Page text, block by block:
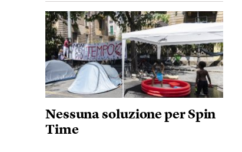
Nessuna soluzione per Spin
Time